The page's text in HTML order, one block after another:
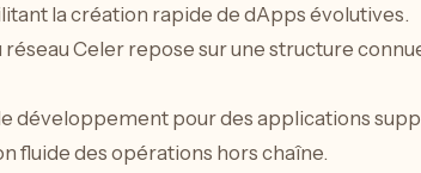
la création rapide de dApps évolutives.
Celer repose sur une structure
développement pour des applications
fluide des opérations hors chaîne.